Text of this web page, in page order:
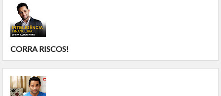
CORRA RISCOS!